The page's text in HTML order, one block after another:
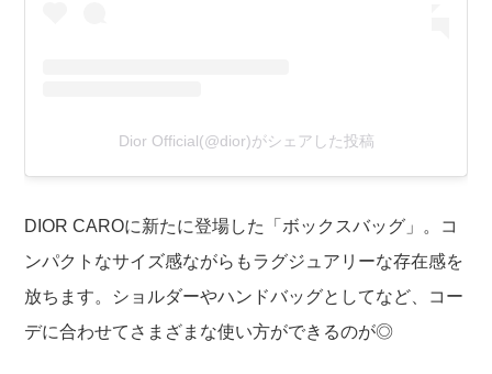
Dior Official(@dior)がシェアした投稿
DIOR CAROに新たに登場した「ボックスバッグ」。コ
ンパクトなサイズ感ながらもラグジュアリーな存在感を
放ちます。ショルダーやハンドバッグとしてなど、コー
デに合わせてさまざまな使い方ができるのが◎